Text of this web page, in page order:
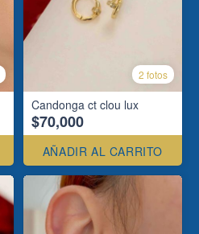
2 fotos
Candonga ct clou lux
$70,000
AÑADIR AL CARRITO